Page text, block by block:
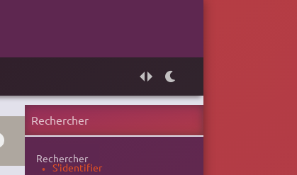
Rechercher
S'identifier